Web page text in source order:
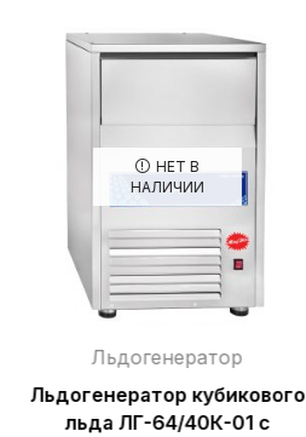
НЕТ В
НАЛИЧИИ
Льдогенератор
Льдогенератор кубикового
льда ЛГ-64/40К-01 с